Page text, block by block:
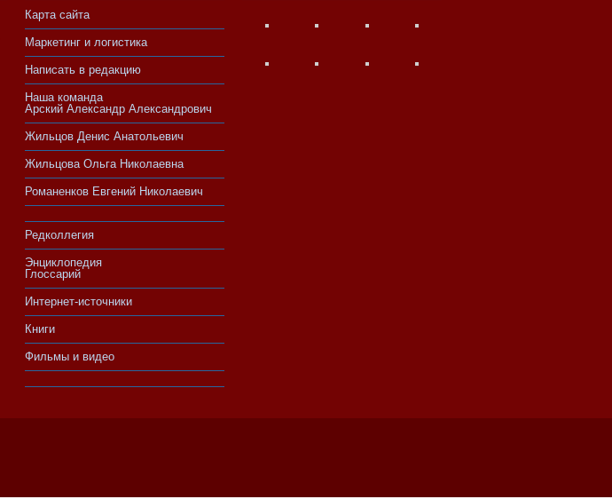
Карта сайта
Маркетинг и логистика
Написать в редакцию
Наша команда
Арский Александр Александрович
Жильцов Денис Анатольевич
Жильцова Ольга Николаевна
Романенков Евгений Николаевич
Редколлегия
Энциклопедия
Глоссарий
Интернет-источники
Книги
Фильмы и видео